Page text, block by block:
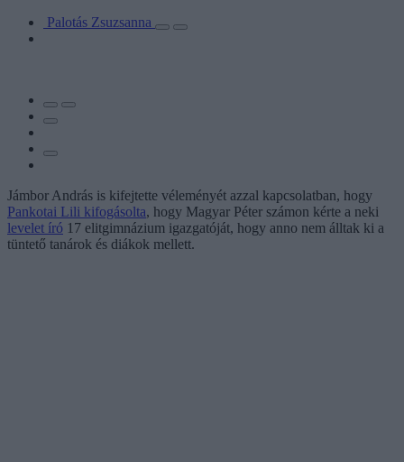
Palotás Zsuzsanna
Jámbor András is kifejtette véleményét azzal kapcsolatban, hogy
Pankotai Lili kifogásolta, hogy Magyar Péter számon kérte a neki
levelet író 17 elitgimnázium igazgatóját, hogy anno nem álltak ki a
tüntető tanárok és diákok mellett.